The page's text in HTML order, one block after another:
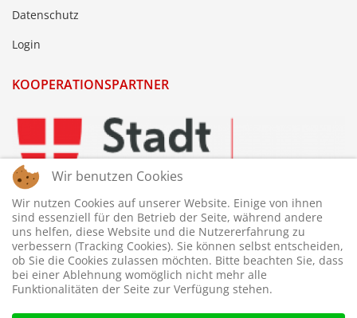
Datenschutz
Login
KOOPERATIONSPARTNER
Wir benutzen Cookies
Wir nutzen Cookies auf unserer Website. Einige von ihnen
sind essenziell für den Betrieb der Seite, während andere
uns helfen, diese Website und die Nutzererfahrung zu
verbessern (Tracking Cookies). Sie können selbst entscheiden,
ob Sie die Cookies zulassen möchten. Bitte beachten Sie, dass
bei einer Ablehnung womöglich nicht mehr alle
Funktionalitäten der Seite zur Verfügung stehen.